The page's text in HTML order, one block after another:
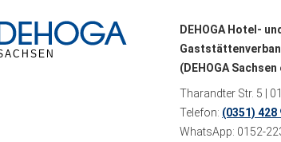
DEHOGA Hotel-
(DEHOGA Sachsen
Tharandter Str. 5 |
Telefon: (0351) 428
WhatsApp: 0152-